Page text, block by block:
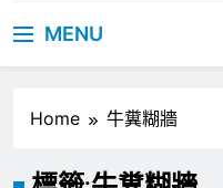
MENU
Home 牛糞糊牆